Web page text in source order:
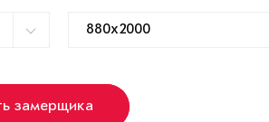
замерщика